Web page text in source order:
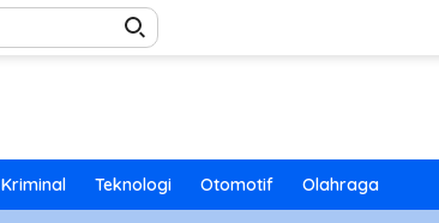
Kriminal Teknologi Otomotif Olahraga